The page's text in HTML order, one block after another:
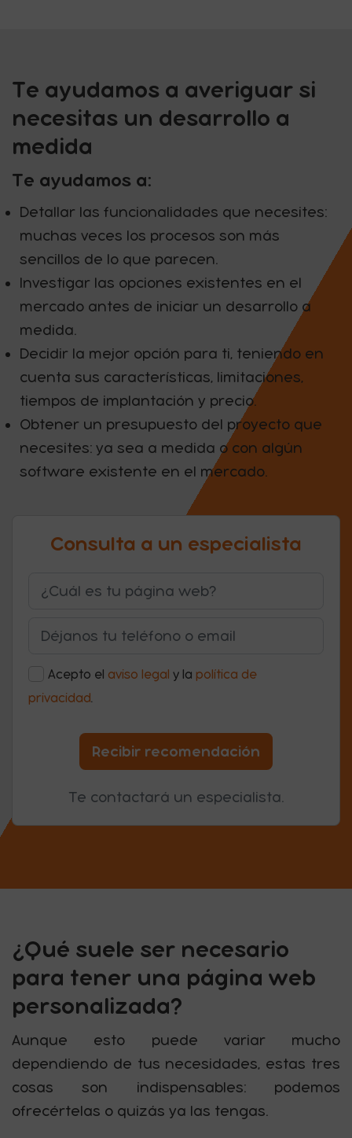
Te ayudamos a averiguar si
necesitas un desarrollo a
medida
Te ayudamos a:
Detallar las funcionalidades que necesites:
muchas veces los procesos son más
sencillos de lo que parecen.
Investigar las opciones existentes en el
mercado antes de iniciar un desarrollo a
medida.
Decidir la mejor opción para ti, teniendo en
cuenta sus características, limitaciones,
tiempos de implantación y precio.
Obtener un presupuesto del proyecto que
necesites: ya sea a medida o con algún
software existente en el mercado.
Consulta a un especialista
Acepto el aviso legal y la política de
privacidad.
Recibir recomendación
Te contactará un especialista.
¿Qué suele ser necesario
para tener una página web
personalizada?
Aunque esto puede variar mucho
dependiendo de tus necesidades, estas tres
cosas son indispensables: podemos
ofrecértelas o quizás ya las tengas.